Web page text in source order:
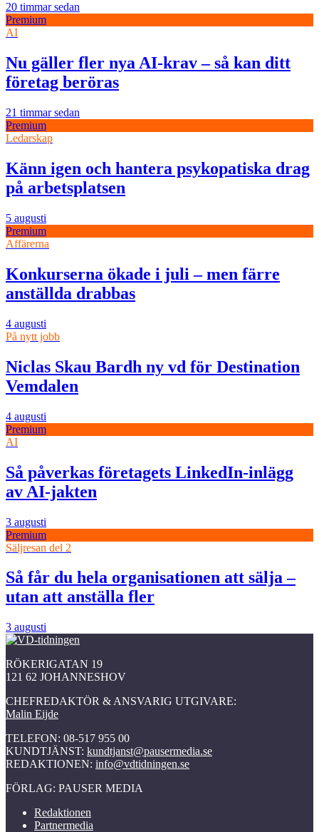
20 timmar sedan
Premium
AI
Nu gäller fler nya AI-krav – så kan ditt
företag beröras
21 timmar sedan
Premium
Ledarskap
Känn igen och hantera psykopatiska drag
på arbetsplatsen
5 augusti
Premium
Affärerna
Konkurserna ökade i juli – men färre
anställda drabbas
4 augusti
På nytt jobb
Niclas Skau Bardh ny vd för Destination
Vemdalen
4 augusti
Premium
AI
Så påverkas företagets LinkedIn-inlägg
av AI-jakten
3 augusti
Premium
Säljresan del 2
Så får du hela organisationen att sälja –
utan att anställa fler
3 augusti
RÖKERIGATAN 19
121 62 JOHANNESHOV
CHEFREDAKTÖR & ANSVARIG UTGIVARE:
Malin Eijde
TELEFON: 08-517 955 00
KUNDTJÄNST: kundtjanst@pausermedia.se
REDAKTIONEN: info@vdtidningen.se
FÖRLAG: PAUSER MEDIA
Redaktionen
Partnermedia